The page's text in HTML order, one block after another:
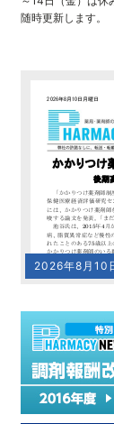
随時更新します。
2026年8月10